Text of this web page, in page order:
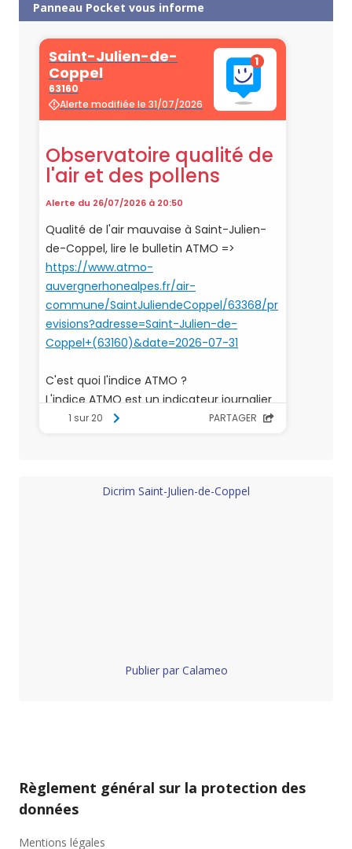
Panneau Pocket vous informe
Dicrim Saint-Julien-de-Coppel
Publier par Calameo
Règlement général sur la protection des
données
Mentions légales